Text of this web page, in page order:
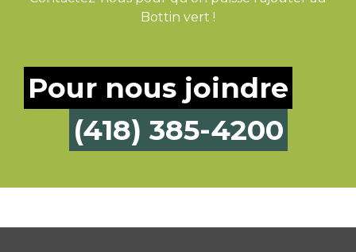
Bottin vert !
Pour nous joindre
(418) 385-4200